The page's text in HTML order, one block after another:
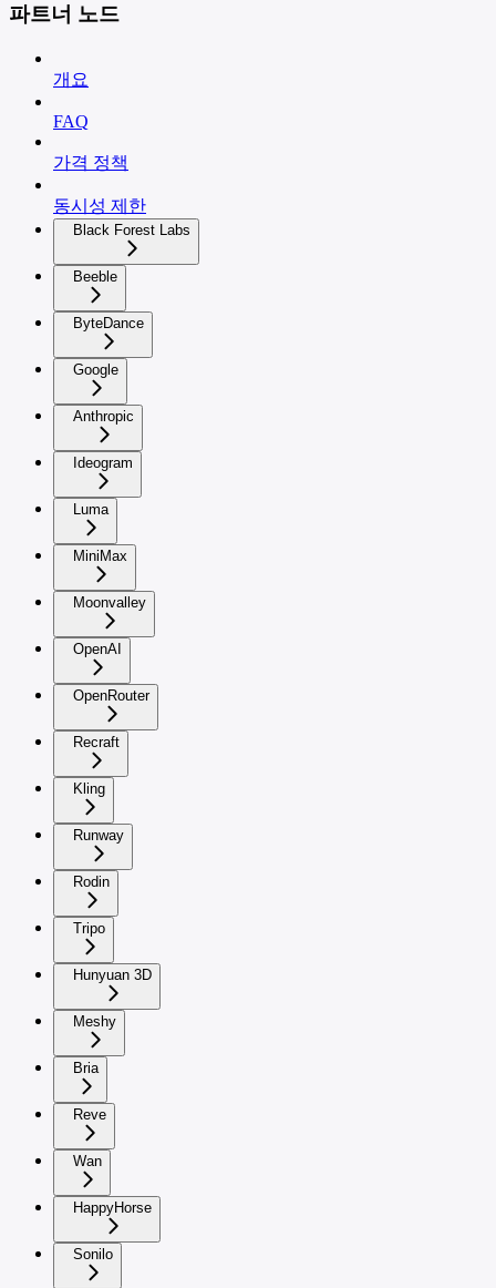
파트너 노드
개요
FAQ
가격 정책
동시성 제한
Black Forest Labs
Beeble
ByteDance
Google
Anthropic
Ideogram
Luma
MiniMax
Moonvalley
OpenAI
OpenRouter
Recraft
Kling
Runway
Rodin
Tripo
Hunyuan 3D
Meshy
Bria
Reve
Wan
HappyHorse
Sonilo